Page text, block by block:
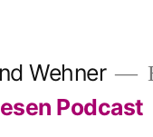
Wehner
Podcast